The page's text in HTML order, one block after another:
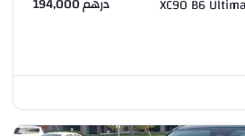
درهم 194,000